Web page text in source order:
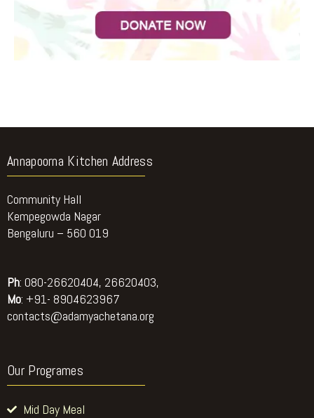
Annapoorna Kitchen Address
Community Hall
Kempegowda Nagar
Bengaluru – 560 019
Ph: 080-26620404, 26620403,
Mo: +91- 8904623967
contacts@adamyachetana.org
Our Programes
Mid Day Meal